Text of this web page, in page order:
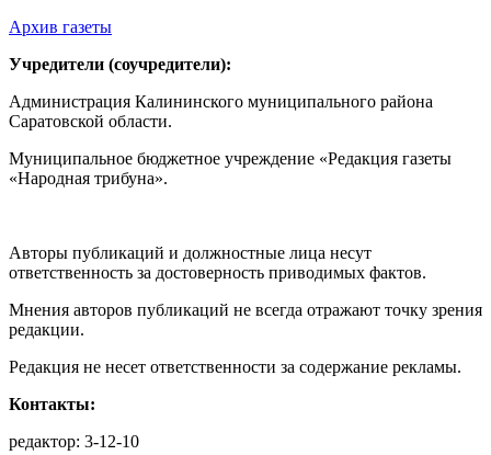
Архив газеты
Учредители (соучредители):
Администрация Калининского муниципального района
Саратовской области.
Муниципальное бюджетное учреждение «Редакция газеты
«Народная трибуна».
Авторы публикаций и должностные лица несут
ответственность за достоверность приводимых фактов.
Мнения авторов публикаций не всегда отражают точку зрения
редакции.
Редакция не несет ответственности за содержание рекламы.
Контакты:
редактор: 3-12-10